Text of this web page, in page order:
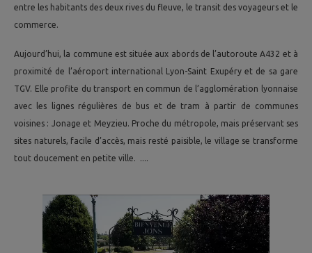
entre les habitants des deux rives du fleuve, le transit des voyageurs et le
commerce.
Aujourd’hui, la commune est située aux abords de l’autoroute A432 et à
proximité de l’aéroport international Lyon-Saint Exupéry et de sa gare
TGV. Elle profite du transport en commun de l’agglomération lyonnaise
avec les lignes régulières de bus et de tram à partir de communes
voisines : Jonage et Meyzieu. Proche du métropole, mais préservant ses
sites naturels, facile d’accès, mais resté paisible, le village se transforme
tout doucement en petite ville. ....